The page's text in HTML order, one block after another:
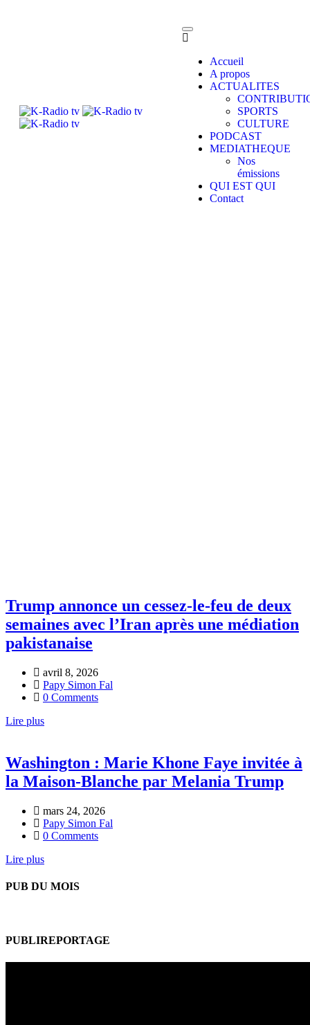
Accueil
A propos
ACTUALITES
SPORTS
CULTURE
PODCAST
MEDIATHEQUE
Nos
émissions
QUI EST QUI
Contact
Trump annonce un cessez-le-feu de deux
semaines avec l’Iran après une médiation
pakistanaise
avril 8, 2026
Papy Simon Fal
0 Comments
Lire plus
Washington : Marie Khone Faye invitée à
la Maison-Blanche par Melania Trump
mars 24, 2026
Papy Simon Fal
0 Comments
Lire plus
PUB DU MOIS
PUBLIREPORTAGE